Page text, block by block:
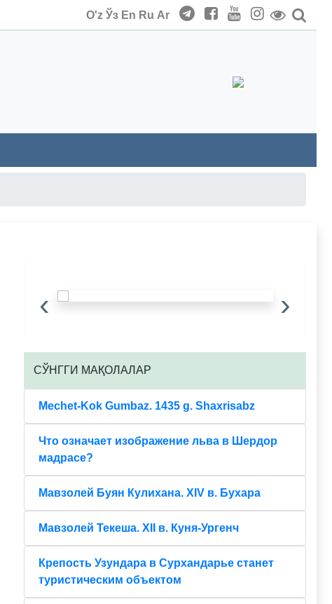
O'z Ўз En Ru Ar
‹ ›
CЎНГГИ МАҚОЛАЛАР
Mechet-Kok Gumbaz. 1435 g. Shaxrisabz
Что означает изображение льва в Шердор
мадрасе?
Мавзолей Буян Кулихана. XIV в. Бухара
Мавзолей Текеша. XII в. Куня-Ургенч
Крепость Узундара в Сурхандарье станет
туристическим объектом